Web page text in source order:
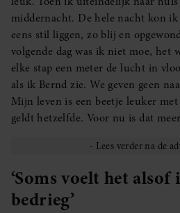
middernacht. De hele nacht kon
eens stil liggen, zo blij en
volgende dag was ik niet moe, het
elke stap een meter de lucht in
als ik Bernd zie. We geven geen
Mijn leven is een beetje leuker
geldt hetzelfde. Voor nu is dat
‘Soms voelt het
bedrieg’